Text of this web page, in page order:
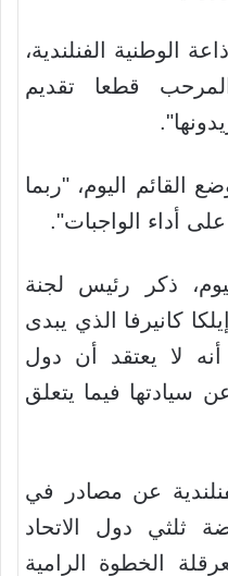
الوطنية الفنلندية،
قطعا تقديم
القائم اليوم، "ربما
أداء الواجبات".
ذكر رئيس لجنة
كانيرفا الذي يبدى
أنه لا يعتقد أن دول
سيادتها فيما يتعلق
عن مصادر في
ثلثي دول الاتحاد
الخطوة الرامية